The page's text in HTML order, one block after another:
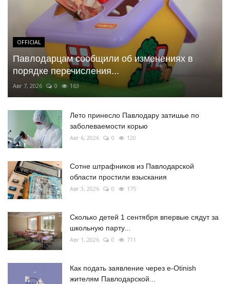
OFFICIAL
Павлодарцам сообщили об изменениях в
порядке перечисления...
Авг 7, 2026 0 163
Лето принесло Павлодару затишье по
заболеваемости корью
Авг 6, 2026 0 120
Сотне штрафников из Павлодарской
области простили взыскания
Авг 3, 2026 0 175
Сколько детей 1 сентября впервые сядут за
школьную парту...
Авг 1, 2026 0 711
Как подать заявление через e-Otinish
жителям Павлодарской...